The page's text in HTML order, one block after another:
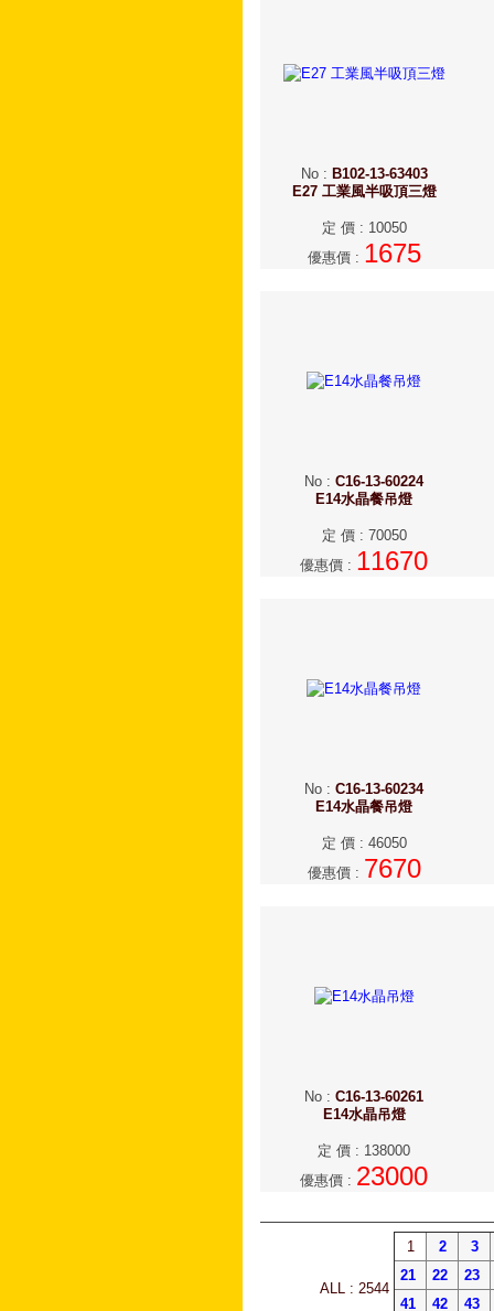
No: B102-13-63403
E27 工業風半吸頂三燈
定 價: 10050
優惠價: 1675
No : C16-13-60224
E14水晶餐吊燈
定 價: 70050
優惠價 : 11670
No : C16-13-60234
E14水晶餐吊燈
定 價: 46050
優惠價: 7670
No : C16-13-60261
E14水晶吊燈
定 價 : 138000
優惠價 : 23000
ALL : 2544
1 2
3
21
22
23
41
42 43